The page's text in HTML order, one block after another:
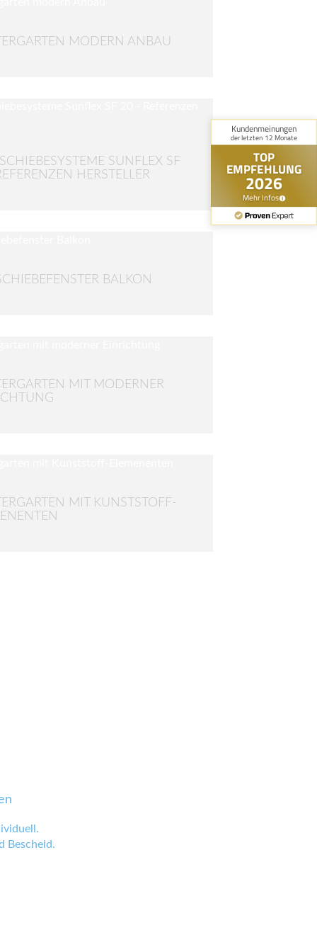
MODERN ANBAU
SUNFLEX SF
HERSTELLER
BALKON
MIT MODERNER
MIT KUNSTSTOFF-
Bescheid.